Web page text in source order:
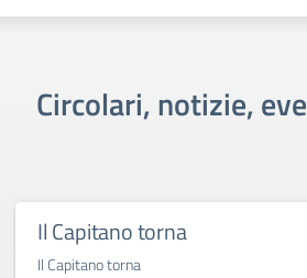
Circolari, notizie,
Il Capitano torna
Il Capitano torna